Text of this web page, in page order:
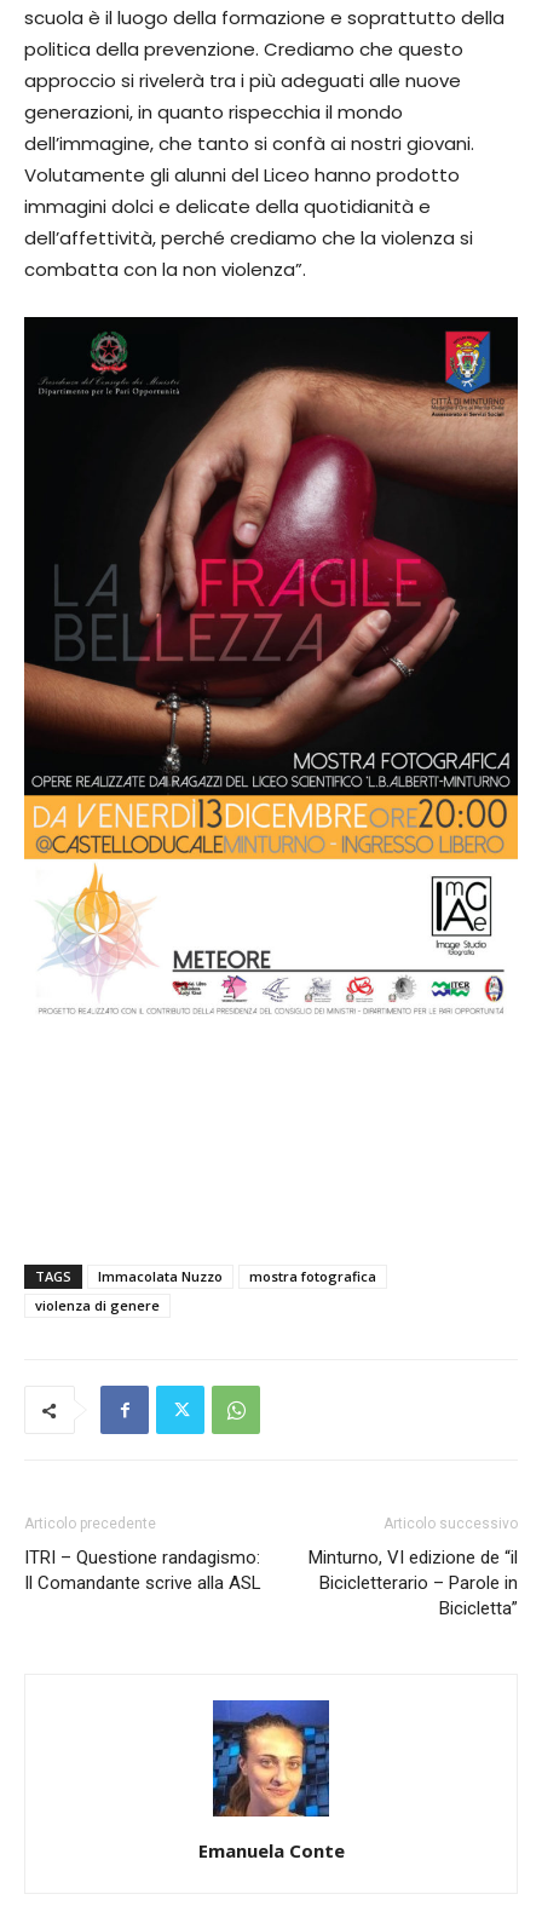
scuola è il luogo della formazione e soprattutto della
politica della prevenzione. Crediamo che questo
approccio si rivelerà tra i più adeguati alle nuove
generazioni, in quanto rispecchia il mondo
dell’immagine, che tanto si confà ai nostri giovani.
Volutamente gli alunni del Liceo hanno prodotto
immagini dolci e delicate della quotidianità e
dell’affettività, perché crediamo che la violenza si
combatta con la non violenza”.
TAGS Immacolata Nuzzo
mostra fotografica
violenza di genere
Articolo precedente
ITRI – Questione randagismo:
Il Comandante scrive alla ASL
Articolo successivo
Minturno, VI edizione de “il
Bicicletterario – Parole in
Bicicletta”
Emanuela Conte